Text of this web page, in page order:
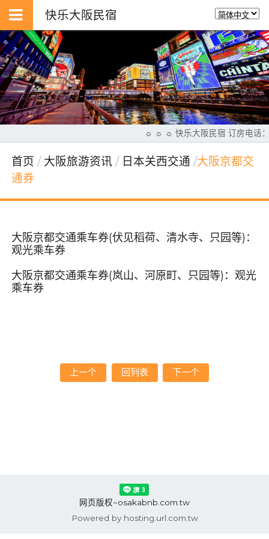
快乐大阪民宿
☼ ☼ ☼ 快乐大阪民宿 订房电话
首页 大阪旅游资讯 日本关西交通 大阪京都交
通券
大阪京都交通乘车券(伏见稻荷、清水寺、只园等)：
观光乘车券
大阪京都交通乘车券(岚山、河原町、只园等) ： 观光
乘车券
上一个 回列表 下一个
网页版权~osakabnb.com.tw
Powered by hosting.url.com.tw